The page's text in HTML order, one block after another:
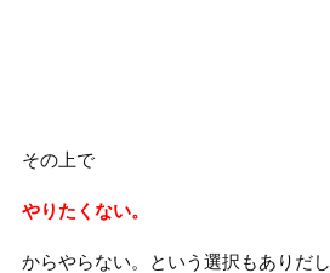
その上で
やりたくない。
からやらない。という選択もありだし